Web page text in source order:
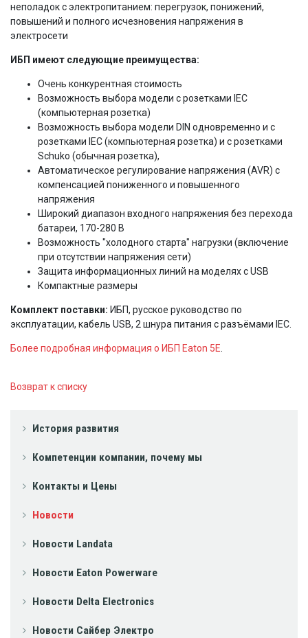
История развития
Компетенции компании, почему мы
Контакты и Цены
Новости
Новости Landata
Новости Eaton Powerware
Новости Delta Electronics
Новости Сайбер Электро
неполадок с электропитанием: перегрузок, понижений,
повышений и полного исчезновения напряжения в
электросети
ИБП имеют следующие преимущества:
Очень конкурентная стоимость
Возможность выбора модели с розетками IEC
(компьютерная розетка)
Возможность выбора модели DIN одновременно и с
розетками IEC (компьютерная розетка) и с розетками
Schuko (обычная розетка),
Автоматическое регулирование напряжения (AVR) с
компенсацией пониженного и повышенного
напряжения
Широкий диапазон входного напряжения без перехода
батареи, 170-280 В
Возможность "холодного старта" нагрузки (включение
при отсутствии напряжения сети)
Защита информационных линий на моделях с USB
Компактные размеры
Комплект поставки: ИБП, русское руководство по
эксплуатации, кабель USB, 2 шнура питания с разъёмами IEC.
Более подробная информация о ИБП Eaton 5E
Возврат к списку